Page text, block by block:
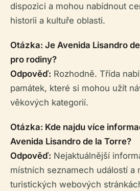
dispozici a mohou nabídnout
historii a kultuře oblasti.
Otázka: Je Avenida Lisandro
pro rodiny?
Odpověď: Rozhodně. Třída
památek, které si mohou užít
věkových kategorií.
Otázka: Kde najdu více
Avenida Lisandro de la Torre?
Odpověď: Nejaktuálnější
místních seznamech událostí a
turistických webových